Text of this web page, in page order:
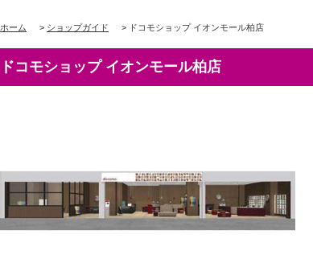
ホーム > ショップガイド > ドコモショップ イオンモール柏店
ドコモショップ イオンモール柏店